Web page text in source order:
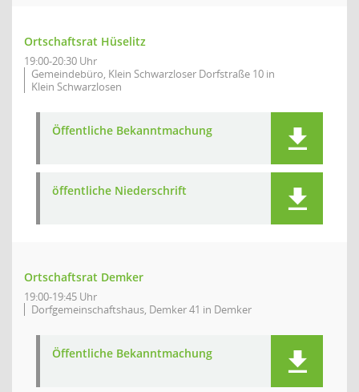
Ortschaftsrat Hüselitz
19:00-20:30 Uhr
Gemeindebüro, Klein Schwarzloser Dorfstraße 10 in
Klein Schwarzlosen
Öffentliche Bekanntmachung
öffentliche Niederschrift
Ortschaftsrat Demker
19:00-19:45 Uhr
Dorfgemeinschaftshaus, Demker 41 in Demker
Öffentliche Bekanntmachung